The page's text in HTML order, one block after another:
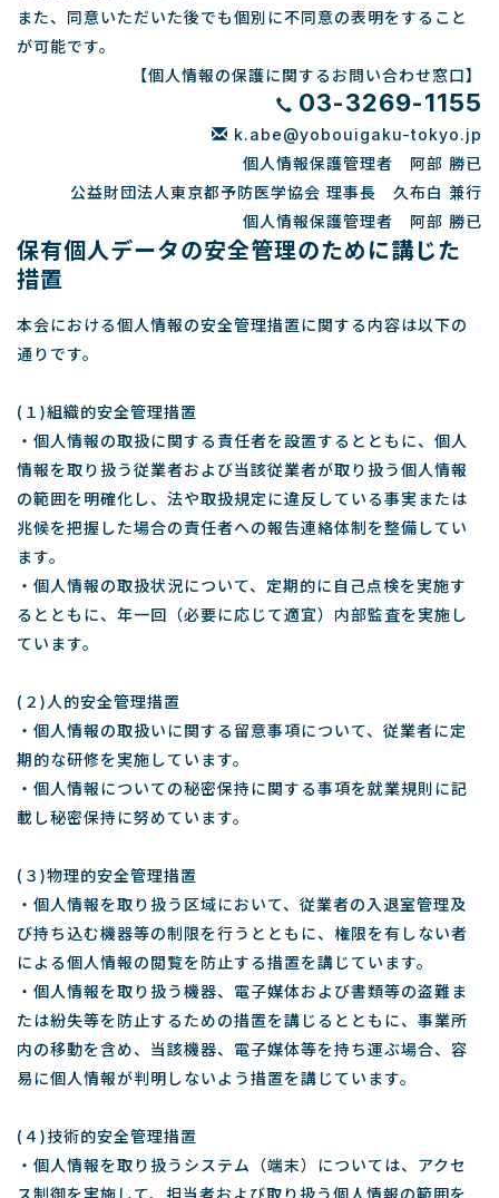
また、同意いただいた後でも個別に不同意の表明をすること
が可能です。
【個人情報の保護に関するお問い合わせ窓口】
03-3269-1155
k.abe@yobouigaku-tokyo.jp
個人情報保護管理者 阿部 勝已
公益財団法人東京都予防医学協会 理事長 久布白 兼行
個人情報保護管理者 阿部 勝已
保有個人データの安全管理のために講じた
措置
本会における個人情報の安全管理措置に関する内容は以下の
通りです。
(１)組織的安全管理措置
・個人情報の取扱に関する責任者を設置するとともに、個人
情報を取り扱う従業者および当該従業者が取り扱う個人情報
の範囲を明確化し、法や取扱規定に違反している事実または
兆候を把握した場合の責任者への報告連絡体制を整備してい
ます。
・個人情報の取扱状況について、定期的に自己点検を実施す
るとともに、年一回（必要に応じて適宜）内部監査を実施し
ています。
(２)人的安全管理措置
・個人情報の取扱いに関する留意事項について、従業者に定
期的な研修を実施しています。
・個人情報についての秘密保持に関する事項を就業規則に記
載し秘密保持に努めています。
(３)物理的安全管理措置
・個人情報を取り扱う区域において、従業者の入退室管理及
び持ち込む機器等の制限を行うとともに、権限を有しない者
による個人情報の閲覧を防止する措置を講じています。
・個人情報を取り扱う機器、電子媒体および書類等の盗難ま
たは紛失等を防止するための措置を講じるとともに、事業所
内の移動を含め、当該機器、電子媒体等を持ち運ぶ場合、容
易に個人情報が判明しないよう措置を講じています。
(４)技術的安全管理措置
・個人情報を取り扱うシステム（端末）については、アクセ
ス制御を実施して、担当者および取り扱う個人情報の範囲を